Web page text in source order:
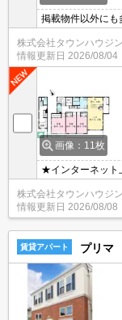
掲載物件以外にも
見可能です！メー
ますとスムーズに
株式会社タウンハウジ
情報更新日 2026/08/04
画像：11枚
★インターネット
紹介致します★お
東大宮店まで★
株式会社タウンハウジ
情報更新日 2026/08/08
賃貸アパート プリマ